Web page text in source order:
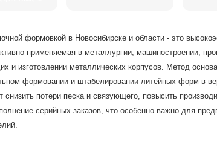
формовкой в Новосибирске и области - это
применяемая в металлургии, машиностроении,
и изготовлении металлических корпусов. Метод
формовании и штабелировании литейных форм в
снизить потери песка и связующего, повысить
серийных заказов, что особенно важно для